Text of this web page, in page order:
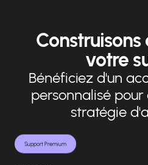
Support Premium
votre
Bénéficiez d'un
personnalisé
stratégie